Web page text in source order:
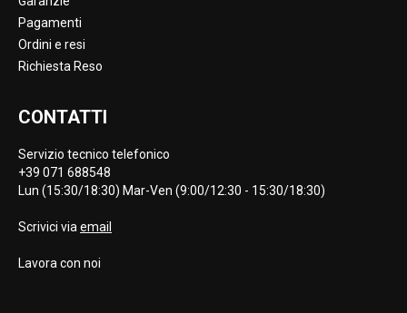
Pagamenti
Ordini e resi
Richiesta Reso
CONTATTI
Servizio tecnico telefonico
+39 071 688548
Lun (15:30/18:30) Mar-Ven (9:00/12:30 - 15:30/18:30)
Scrivici via email
Lavora con noi